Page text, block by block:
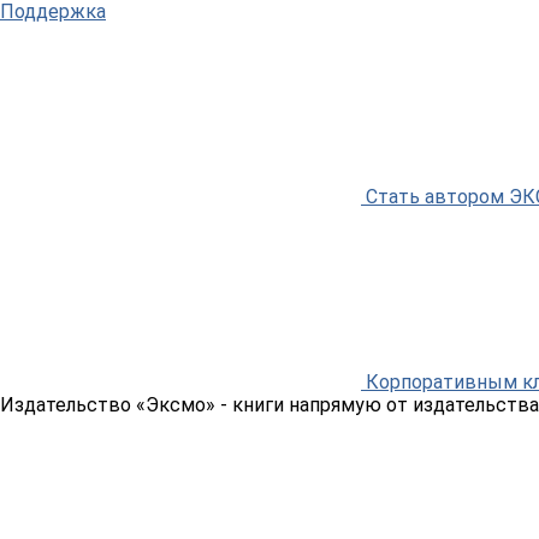
Поддержка
Стать автором
Корпоративным
Издательство «Эксмо» - книги напрямую от издательства